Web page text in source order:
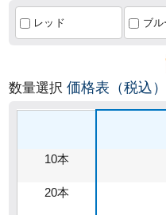
レッド ブル
数量選択価格表（税込）
10本
20本